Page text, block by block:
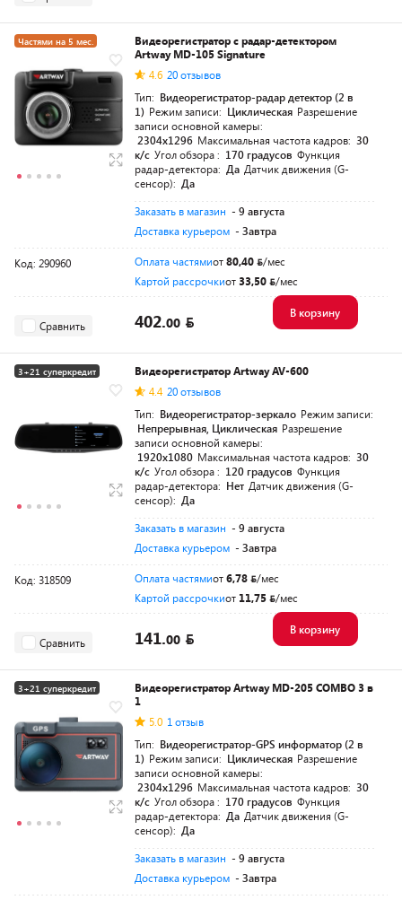
Частями на 5 мес.
Видеорегистратор с радар-детектором
Artway MD-105 Signature
4.6 20 отзывов
Тип: Видеорегистратор-радар детектор (2 в
1) Режим записи: Циклическая Разрешение
записи основной камеры:
2304x1296 Максимальная частота кадров: 30
к/с Угол обзора : 170 градусов Функция
радар-детектора: Да Датчик движения (G-
сенсор): Да
Заказать в магазин - 9 августа
Доставка курьером - Завтра
Код: 290960 Оплата частямиот80,40
/мес
Картой рассрочкиот33,50 /мес
Сравнить 402.00
В корзину
3+21 суперкредит
Видеорегистратор Artway AV-600
4.4 20 отзывов
Тип: Видеорегистратор-зеркало Режим записи:
Непрерывная, Циклическая Разрешение
записи основной камеры:
1920x1080 Максимальная частота кадров: 30
к/с Угол обзора : 120 градусов Функция
радар-детектора: Нет Датчик движения (G-
сенсор): Да
Заказать в магазин - 9 августа
Доставка курьером - Завтра
Код: 318509 Оплата частямиот6,78
/мес
Картой рассрочкиот 11,75 /мес
Сравнить 141.00
В корзину
3+21 суперкредит
Видеорегистратор Artway MD-205 COMBO 3 в
1
5.0 1 отзыв
Тип: Видеорегистратор-GPS информатор (2 в
1) Режим записи: Циклическая Разрешение
записи основной камеры:
2304x1296 Максимальная частота кадров: 30
к/с Угол обзора : 170 градусов Функция
радар-детектора: Да Датчик движения (G-
сенсор): Да
Заказать в магазин - 9 августа
Доставка курьером - Завтра